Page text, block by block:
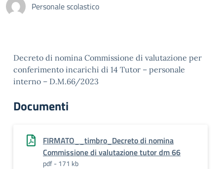
Personale scolastico
Decreto di nomina Commissione di valutazione per
conferimento incarichi di 14 Tutor – personale
interno – D.M.66/2023
Documenti
FIRMATO__timbro_Decreto di nomina
Commissione di valutazione tutor dm 66
pdf - 171 kb